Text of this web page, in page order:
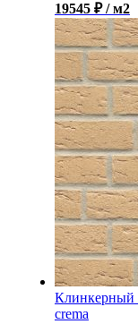
19545 ₽ / м2
Клинкерный
crema